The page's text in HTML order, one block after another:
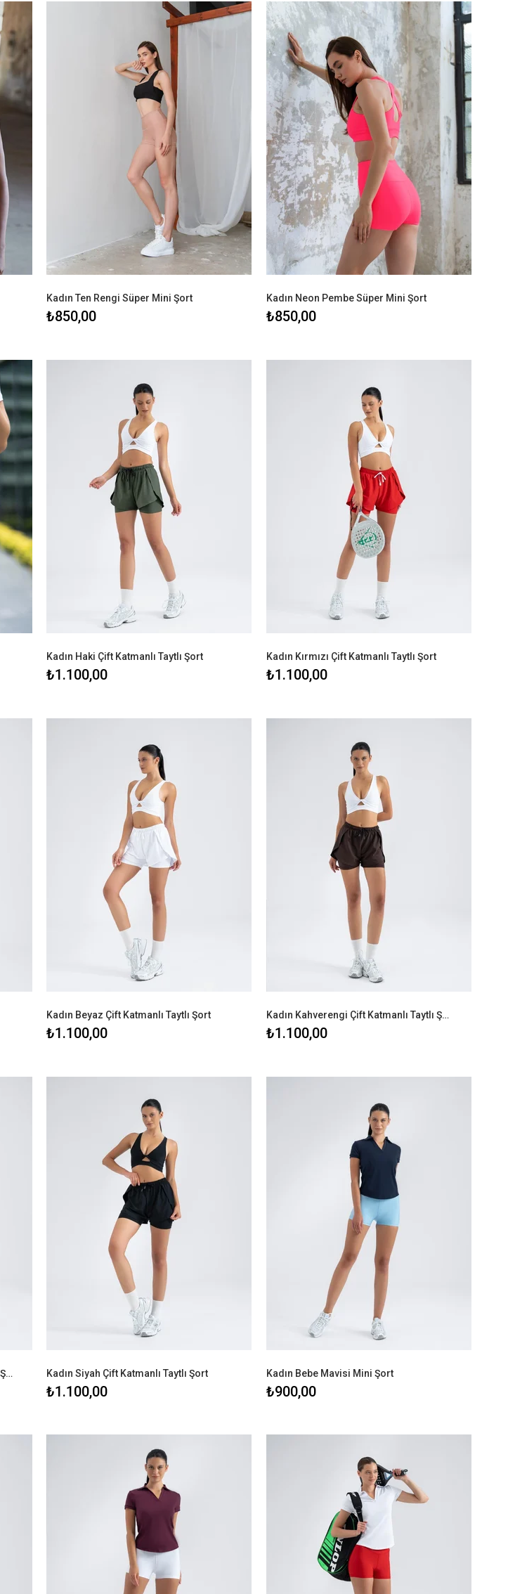
Kadın Ten Rengi Süper Mini Şort
₺850,00
Kadın Neon Pembe Süper Mini Şort
₺850,00
Kadın Haki Çift Katmanlı Taytlı Şort
₺1.100,00
Kadın Kırmızı Çift Katmanlı Taytlı Şort
₺1.100,00
Kadın Beyaz Çift Katmanlı Taytlı Şort
₺1.100,00
Kadın Kahverengi Çift Katmanlı Taytlı Şort
₺1.100,00
Kadın Bebe Mavisi Çift Katmanlı Taytlı Şort Kadın Siyah Çift Katmanlı Taytlı Şort
₺1.100,00
Kadın Bebe Mavisi Mini Şort
₺900,00